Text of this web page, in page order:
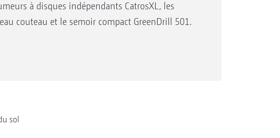
à disques indépendants CatrosXL, les
couteau et le semoir compact GreenDrill 501.
sol